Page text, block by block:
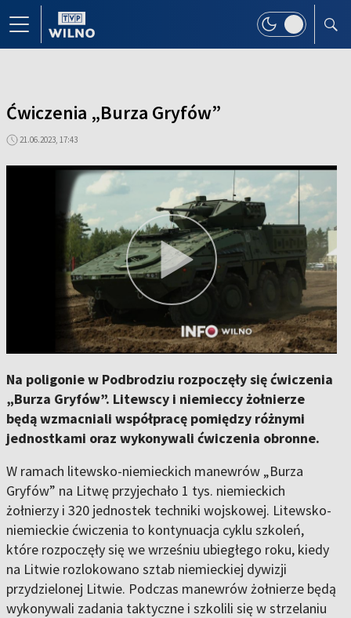
Ćwiczenia „Burza Gryfów”
21.06.2023, 17:43
Na poligonie w Podbrodziu rozpoczęły się ćwiczenia
„Burza Gryfów”. Litewscy i niemieccy żołnierze
będą wzmacniali współpracę pomiędzy różnymi
jednostkami oraz wykonywali ćwiczenia obronne.
W ramach litewsko-niemieckich manewrów „Burza
Gryfów” na Litwę przyjechało 1 tys. niemieckich
żołnierzy i 320 jednostek techniki wojskowej. Litewsko-
niemieckie ćwiczenia to kontynuacja cyklu szkoleń,
które rozpoczęły się we wrześniu ubiegłego roku, kiedy
na Litwie rozlokowano sztab niemieckiej dywizji
przydzielonej Litwie. Podczas manewrów żołnierze będą
wykonywali zadania taktyczne i szkolili się w strzelaniu